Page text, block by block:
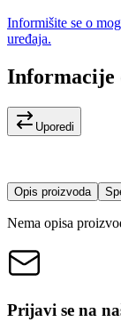
Informišite se o
uređaja.
Informacije
Uporedi
Opis proizvoda
Nema opisa
Prijavi se na